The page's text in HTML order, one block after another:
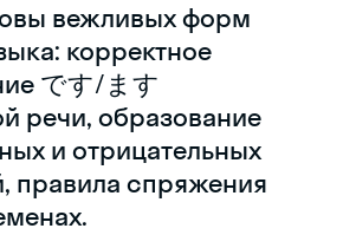
вежливых форм
корректное
です/ます
речи, образование
и отрицательных
правила спряжения